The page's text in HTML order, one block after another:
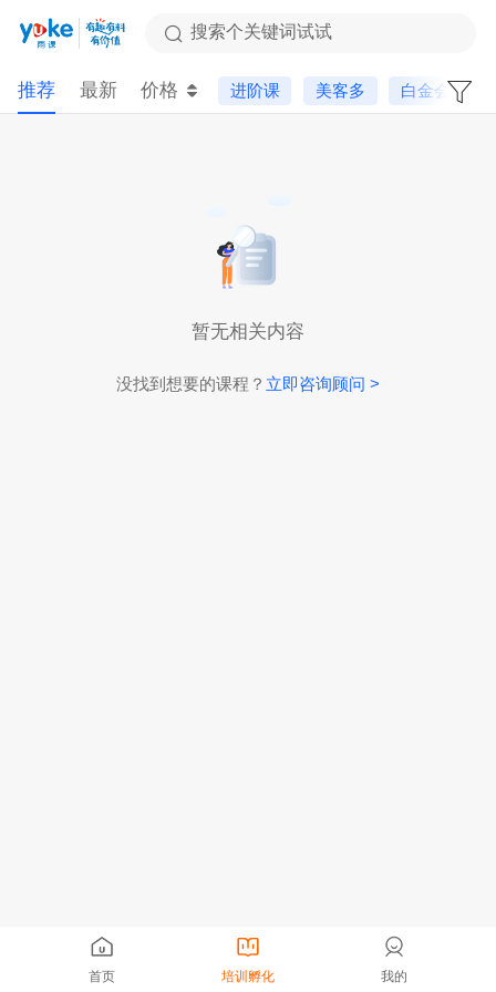
搜索个关键词试试
推荐 最新 价格 进阶课 美客多 白金会员专
暂无相关内容
没找到想要的课程？ 立即咨询顾问 >
首页 培训孵化 我的